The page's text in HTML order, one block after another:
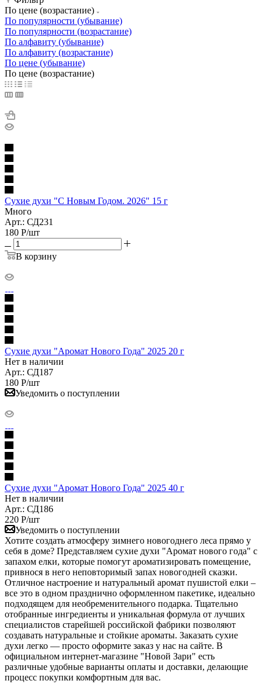
По цене (возрастание)
По популярности (убывание)
По популярности (возрастание)
По алфавиту (убывание)
По алфавиту (возрастание)
По цене (убывание)
По цене (возрастание)
Сухие духи "С Новым Годом. 2026" 15 г
Много
Арт.: СД231
180 Р/шт
В корзину
Сухие духи "Аромат Нового Года" 2025 20 г
Нет в наличии
Арт.: СД187
180 Р/шт
Уведомить о поступлении
Сухие духи "Аромат Нового Года" 2025 40 г
Нет в наличии
Арт.: СД186
220 Р/шт
Уведомить о поступлении
Хотите создать атмосферу зимнего новогоднего леса прямо у
себя в доме? Представляем сухие духи "Аромат нового года" с
запахом елки, которые помогут ароматизировать помещение,
привнося в него неповторимый запах новогодней сказки.
Отличное настроение и натуральный аромат пушистой елки –
все это в одном празднично оформленном пакетике, идеально
подходящем для необременительного подарка. Тщательно
отобранные ингредиенты и уникальная формула от лучших
специалистов старейшей российской фабрики позволяют
создавать натуральные и стойкие ароматы. Заказать сухие
духи легко — просто оформите заказ у нас на сайте. В
официальном интернет-магазине "Новой Зари" есть
различные удобные варианты оплаты и доставки, делающие
процесс покупки комфортным для вас.